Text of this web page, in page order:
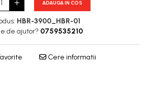
ADAUGA IN COS
HBR-3900_HBR-01
de ajutor? 0759535210
Cere informatii